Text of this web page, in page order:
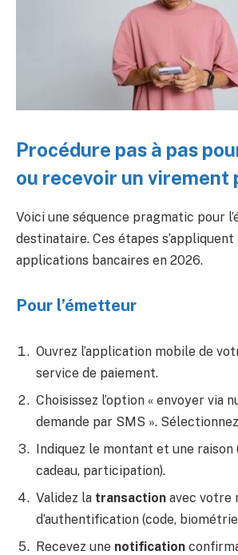
Procédure pas à pas
ou recevoir un virement
Voici une séquence pragmatic pour
destinataire. Ces étapes
applications bancaires en 2026.
Pour l’émetteur
Ouvrez l’application mobile de
service de paiement.
Choisissez l’option « envoyer via
demande par SMS ».
Indiquez le montant et une
cadeau, participation).
Validez la transaction avec votre
d’authentification (code,
Recevez une notification